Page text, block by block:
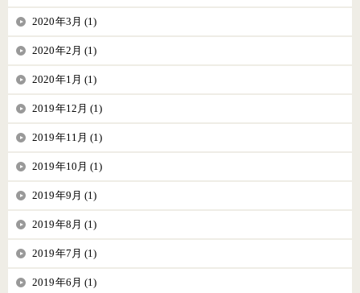
2020年3月 (1)
2020年2月 (1)
2020年1月 (1)
2019年12月 (1)
2019年11月 (1)
2019年10月 (1)
2019年9月 (1)
2019年8月 (1)
2019年7月 (1)
2019年6月 (1)